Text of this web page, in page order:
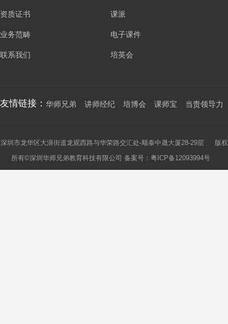
资质证书
业务范畴
联系我们
课派
电子课件
培英会
友情链接： 华师兄弟 讲师经纪 培博会 课师宝 当责领导力
深圳市龙华区大浪街道龙观西路与华荣路交汇处-顺泰中晟大厦28-29层 版权
所有©深圳华师兄弟教育科技有限公司 备案号： 粤ICP备12093994号